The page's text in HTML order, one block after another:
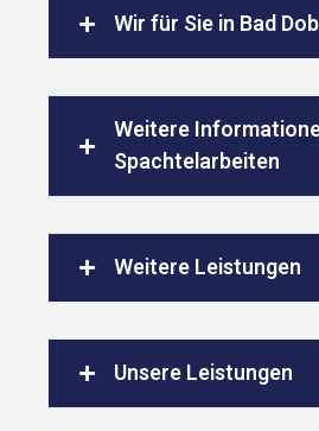
Wir für Sie in Bad
Weitere
Spachtelarbeiten
Weitere Leistungen
Unsere Leistungen